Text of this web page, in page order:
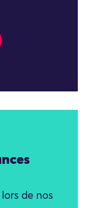
de nos